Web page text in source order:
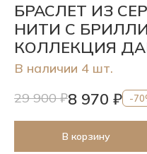
БРАСЛЕТ ИЗ
НИТИ С
КОЛЛЕКЦИЯ
В наличии 4 шт.
29 900 ₽8 970 ₽ -
В корзину